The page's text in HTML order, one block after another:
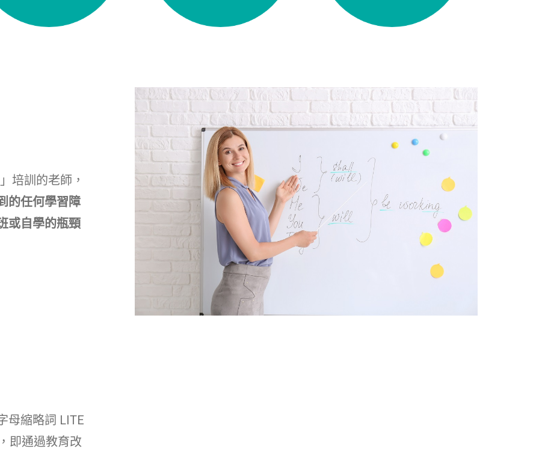
培訓的老師，
的任何學習障
或自學的瓶頸
母縮略詞 LITE
即通過教育改